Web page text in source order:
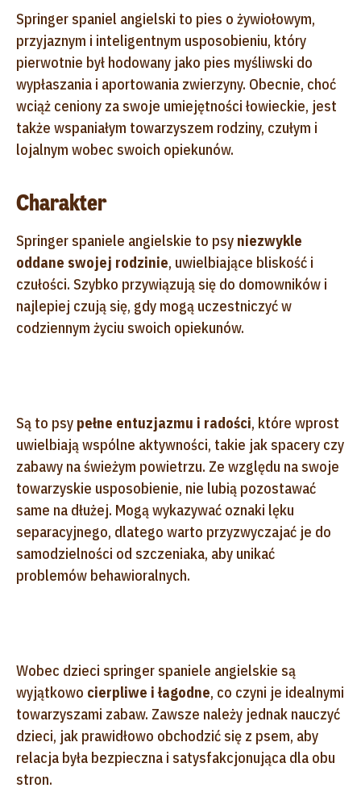
Springer spaniel angielski to pies o żywiołowym,
przyjaznym i inteligentnym usposobieniu, który
pierwotnie był hodowany jako pies myśliwski do
wypłaszania i aportowania zwierzyny. Obecnie, choć
wciąż ceniony za swoje umiejętności łowieckie, jest
także wspaniałym towarzyszem rodziny, czułym i
lojalnym wobec swoich opiekunów.
Charakter
Springer spaniele angielskie to psy niezwykle
oddane swojej rodzinie, uwielbiające bliskość i
czułości. Szybko przywiązują się do domowników i
najlepiej czują się, gdy mogą uczestniczyć w
codziennym życiu swoich opiekunów.
Są to psy pełne entuzjazmu i radości, które wprost
uwielbiają wspólne aktywności, takie jak spacery czy
zabawy na świeżym powietrzu. Ze względu na swoje
towarzyskie usposobienie, nie lubią pozostawać
same na dłużej. Mogą wykazywać oznaki lęku
separacyjnego, dlatego warto przyzwyczajać je do
samodzielności od szczeniaka, aby unikać
problemów behawioralnych.
Wobec dzieci springer spaniele angielskie są
wyjątkowo cierpliwe i łagodne, co czyni je idealnymi
towarzyszami zabaw. Zawsze należy jednak nauczyć
dzieci, jak prawidłowo obchodzić się z psem, aby
relacja była bezpieczna i satysfakcjonująca dla obu
stron.